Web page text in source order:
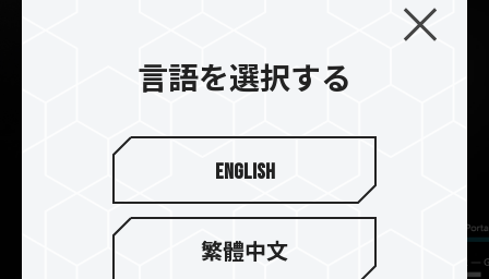
言語を選択する
English
繁體中文